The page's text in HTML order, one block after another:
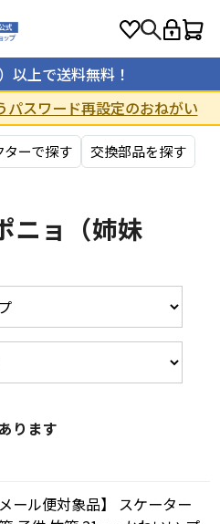
以上で送料無料！
パスワード再設定のおねがい
ターで探す 交換部品を探す
ニョ（姉妹
ります
メール便対象品】 スケーター